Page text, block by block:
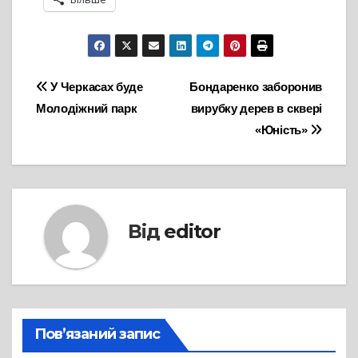
Навігація
записів
Бондаренко заборонив
вирубку дерев в сквері
«Юність»
У Черкасах буде
Молодіжний парк
Від editor
Пов’язаний запис